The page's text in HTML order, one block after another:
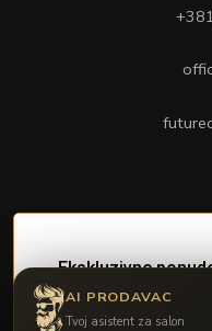
AI PRODAVAC
Tvoj asistent za salon